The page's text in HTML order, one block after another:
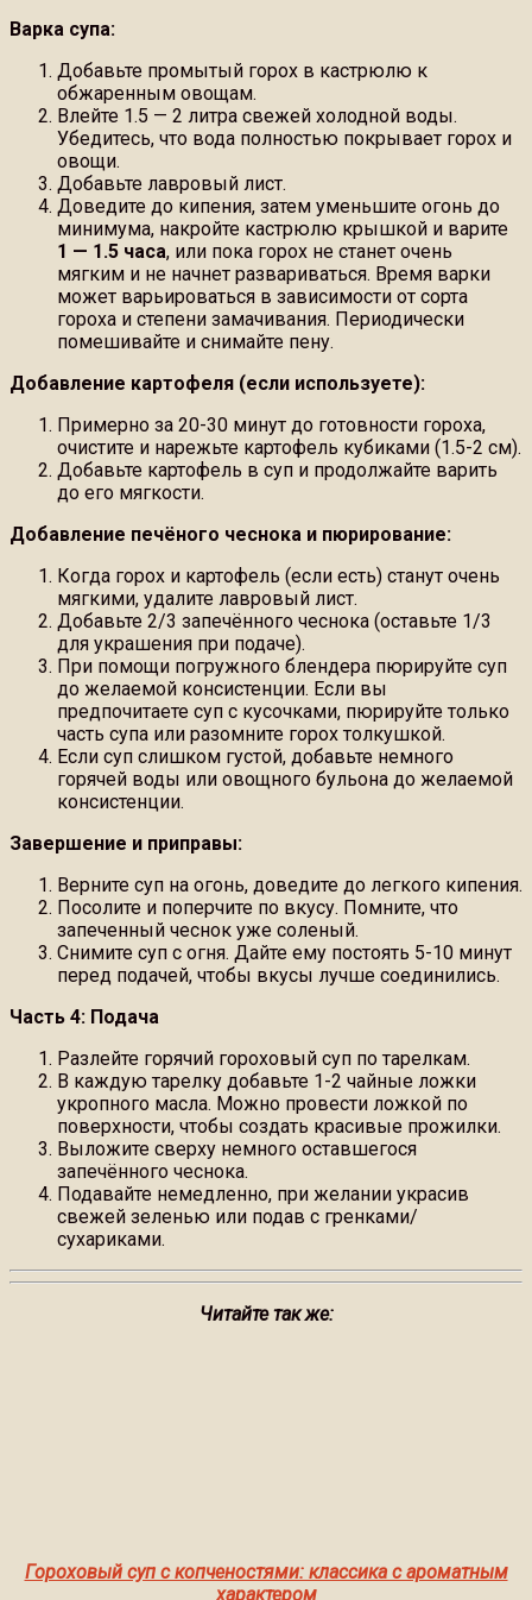
Варка супа:
Добавьте промытый горох в кастрюлю к
обжаренным овощам.
Влейте 1.5 — 2 литра свежей холодной воды.
Убедитесь, что вода полностью покрывает горох и
овощи.
Добавьте лавровый лист.
Доведите до кипения, затем уменьшите огонь до
минимума, накройте кастрюлю крышкой и варите
1 — 1.5 часа, или пока горох не станет очень
мягким и не начнет развариваться. Время варки
может варьироваться в зависимости от сорта
гороха и степени замачивания. Периодически
помешивайте и снимайте пену.
Добавление картофеля (если используете):
Примерно за 20-30 минут до готовности гороха,
очистите и нарежьте картофель кубиками (1.5-2 см).
Добавьте картофель в суп и продолжайте варить
до его мягкости.
Добавление печёного чеснока и пюрирование:
Когда горох и картофель (если есть) станут очень
мягкими, удалите лавровый лист.
Добавьте 2/3 запечённого чеснока (оставьте 1/3
для украшения при подаче).
При помощи погружного блендера пюрируйте суп
до желаемой консистенции. Если вы
предпочитаете суп с кусочками, пюрируйте только
часть супа или разомните горох толкушкой.
Если суп слишком густой, добавьте немного
горячей воды или овощного бульона до желаемой
консистенции.
Завершение и приправы:
Верните суп на огонь, доведите до легкого кипения.
Посолите и поперчите по вкусу. Помните, что
запеченный чеснок уже соленый.
Снимите суп с огня. Дайте ему постоять 5-10 минут
перед подачей, чтобы вкусы лучше соединились.
Часть 4: Подача
Разлейте горячий гороховый суп по тарелкам.
В каждую тарелку добавьте 1-2 чайные ложки
укропного масла. Можно провести ложкой по
поверхности, чтобы создать красивые прожилки.
Выложите сверху немного оставшегося
запечённого чеснока.
Подавайте немедленно, при желании украсив
свежей зеленью или подав с гренками/
сухариками.
Читайте так же:
Гороховый суп с копченостями: классика с ароматным
характером